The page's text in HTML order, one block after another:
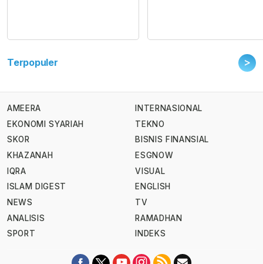
Terpopuler >
AMEERA
EKONOMI SYARIAH
SKOR
KHAZANAH
IQRA
ISLAM DIGEST
NEWS
ANALISIS
SPORT
INTERNASIONAL
TEKNO
BISNIS FINANSIAL
ESGNOW
VISUAL
ENGLISH
TV
RAMADHAN
INDEKS